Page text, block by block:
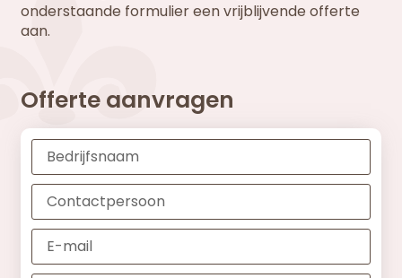
onderstaande formulier een vrijblijvende offerte
aan.
Offerte aanvragen